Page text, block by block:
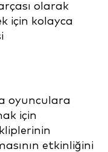
olarak
için kolayca
oyunculara
için
etkinliğini